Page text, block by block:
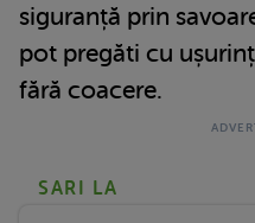
siguranță prin
pot pregăti cu
fără coacere.
SARI LA